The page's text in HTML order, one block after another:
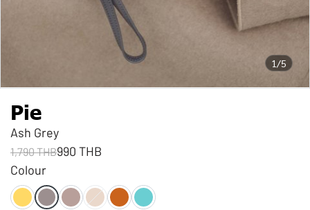
1/5
Pie
Ash Grey
1,790 THB990 THB
Colour